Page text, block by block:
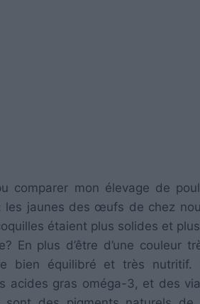
pu comparer mon élevage de
les jaunes des œufs de chez
étaient plus solides et
En plus d’être d’une couleur
bien équilibré et très
acides gras oméga-3, et des